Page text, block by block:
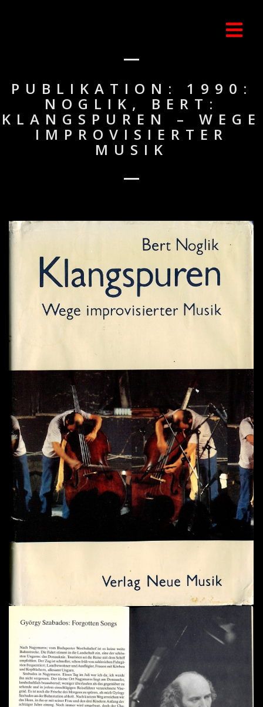
PUBLIKATION: 1990:
NOGLIK, BERT:
KLANGSPUREN – WEGE
IMPROVISIERTER
MUSIK